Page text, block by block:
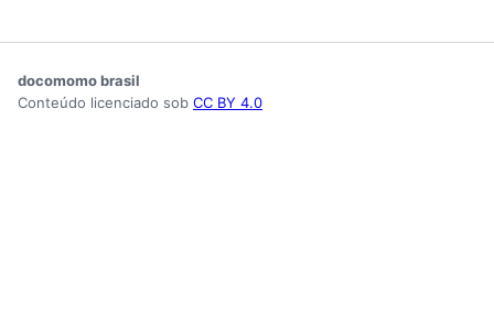
docomomo brasil
Conteúdo licenciado sob CC BY 4.0